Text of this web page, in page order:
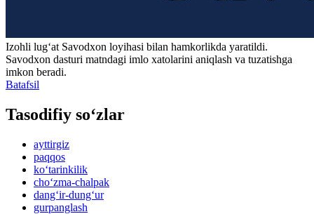
Izohli lugʻat Savodxon loyihasi bilan hamkorlikda yaratildi.
Savodxon dasturi matndagi imlo xatolarini aniqlash va tuzatishga
imkon beradi.
Batafsil
Tasodifiy so‘zlar
ayttirgiz
paqqos
ko‘tarinkilik
cho‘zma-chalpak
dang‘ir-dung‘ur
gurpanglash